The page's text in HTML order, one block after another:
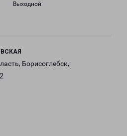
Выходной
Борисоглебск,